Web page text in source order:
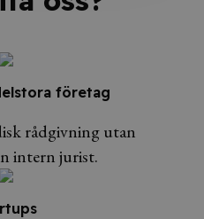
företag
rådgivning utan
intern jurist.